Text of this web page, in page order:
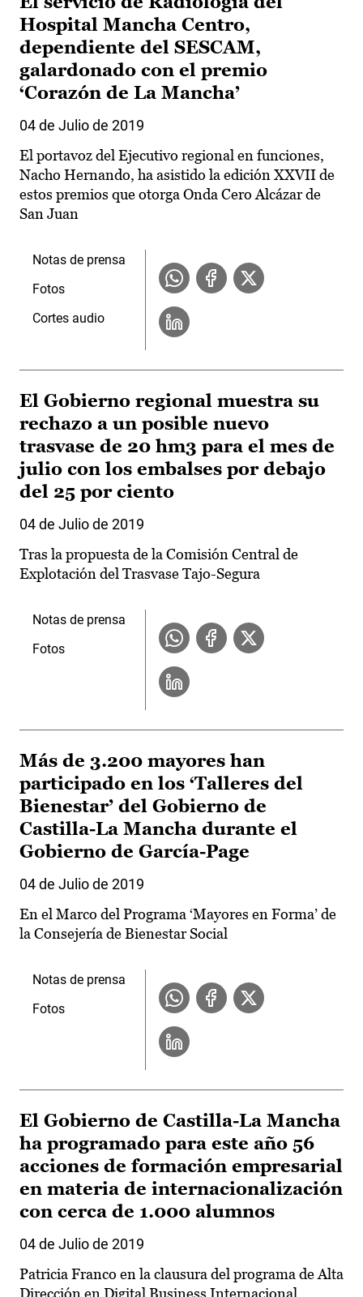
Hospital Mancha Centro,
dependiente del SESCAM,
galardonado con el premio
‘Corazón de La Mancha’
04 de Julio de 2019
El portavoz del Ejecutivo regional en funciones,
Nacho Hernando, ha asistido la edición XXVII de
estos premios que otorga Onda Cero Alcázar de
San Juan
Notas de prensa
Fotos
Cortes audio
El Gobierno regional muestra su
rechazo a un posible nuevo
trasvase de 20 hm3 para el mes de
julio con los embalses por debajo
del 25 por ciento
04 de Julio de 2019
Tras la propuesta de la Comisión Central de
Explotación del Trasvase Tajo-Segura
Notas de prensa
Fotos
Más de 3.200 mayores han
participado en los ‘Talleres del
Bienestar’ del Gobierno de
Castilla-La Mancha durante el
Gobierno de García-Page
04 de Julio de 2019
En el Marco del Programa ‘Mayores en Forma’ de
la Consejería de Bienestar Social
Notas de prensa
Fotos
El Gobierno de Castilla-La Mancha
ha programado para este año 56
acciones de formación empresarial
en materia de internacionalización
con cerca de 1.000 alumnos
04 de Julio de 2019
Patricia Franco en la clausura del programa de Alta
Dirección en Digital Business Internacional